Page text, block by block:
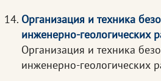
Организация и техника
инженерно-геологических
Организация и техника
инженерно-геологических